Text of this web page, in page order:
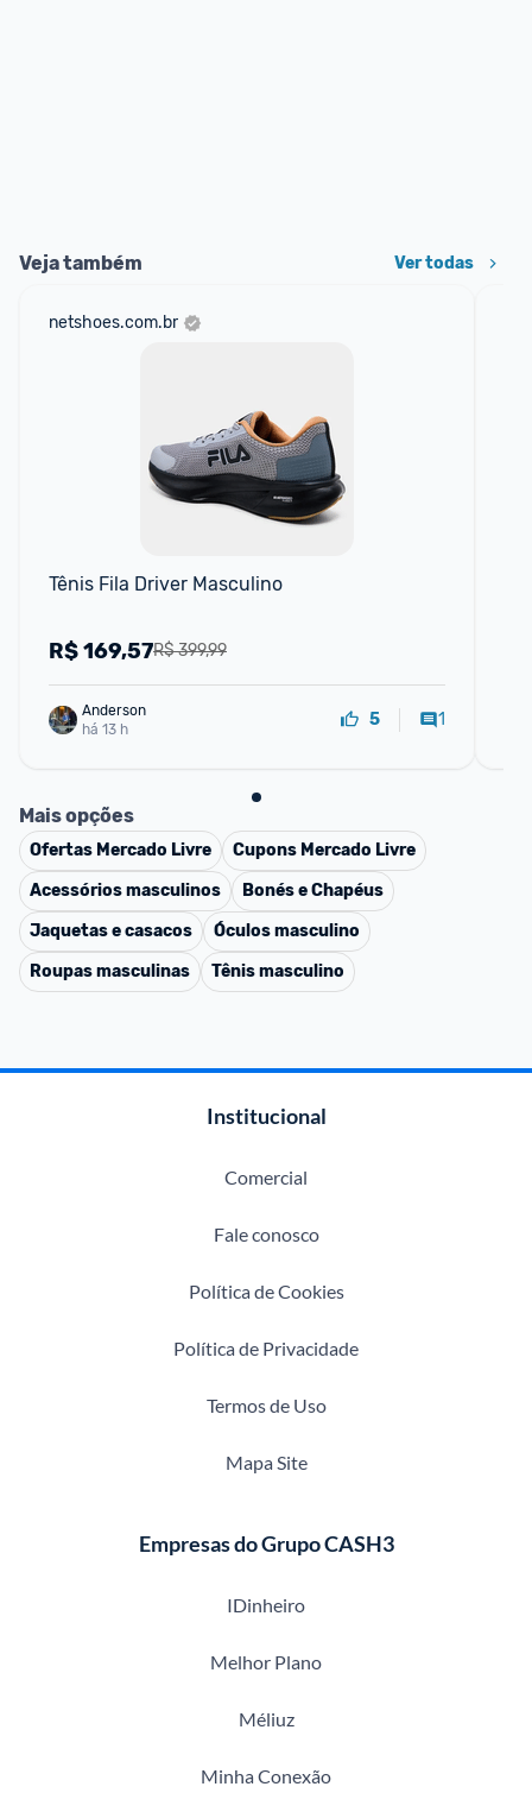
Veja também Ver todas
netshoes.com.br
Tênis Fila Driver Masculino
R$ 399,99
R$169,57
Anderson
há 13 h
5 1
Mais opções
Ofertas Mercado Livre Cupons Mercado Livre
Acessórios masculinos
Bonés e Chapéus
Jaquetas e casacos
Óculos masculino
Roupas masculinas
Tênis masculino
Institucional
Comercial
Fale conosco
Política de Cookies
Política de Privacidade
Termos de Uso
Mapa Site
Empresas do Grupo CASH3
IDinheiro
Melhor Plano
Méliuz
Minha Conexão